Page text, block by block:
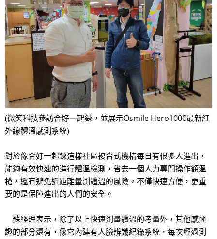
(微笑科技參訪合好一起錸，並展示Osmile Hero1000最新紅
外線體溫感測系統)
對於像合好一起錸這樣社區複合式機構每日有很多人進出，
能夠有效快速的進行體溫檢測，省去一個人力專門操作額溫
槍，還有避免近距離量測體溫的風險。不僅快速方便，更重
要的是保障進出的人們的安全。
蘇經理表示，除了以上快速測量體溫的考量外，其他感興
趣的部分還有，像它內建有人臉辨識紀錄系統，每次經過測